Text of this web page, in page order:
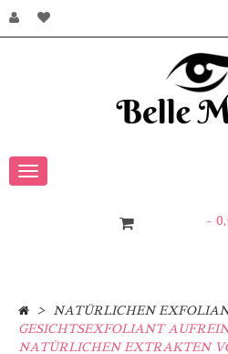
Toggle
-
> NATÜRLICHEN
GESICHTSEXFOLIANT
NATÜRLICHEN EXTRAKTEN